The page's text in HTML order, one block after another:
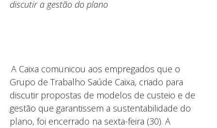
discutir a gestão do plano
A Caixa comunicou aos empregados que o
Grupo de Trabalho Saúde Caixa, criado para
discutir propostas de modelos de custeio e de
gestão que garantissem a sustentabilidade do
plano, foi encerrado na sexta-feira (30). A